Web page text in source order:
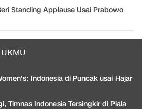
Standing Applause Usai Prabowo
Indonesia di Puncak usai Hajar
Timnas Indonesia Tersingkir di Piala